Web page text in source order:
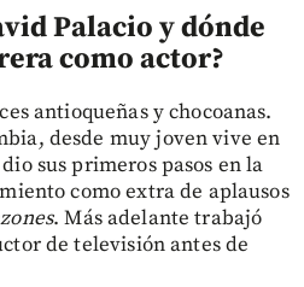
Palacio y dónde
como actor?
antioqueñas y chocoanas.
desde muy joven vive en
sus primeros pasos en la
como extra de aplausos
. Más adelante trabajó
de televisión antes de